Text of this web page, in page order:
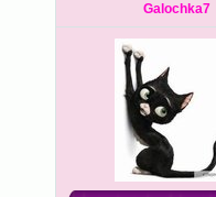
Galochka7